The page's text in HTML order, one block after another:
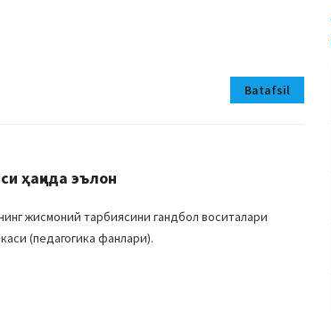
Batafsil
ҳақида эълон
жисмоний тарбиясини гандбол воситалари
(педагогика фанлари).